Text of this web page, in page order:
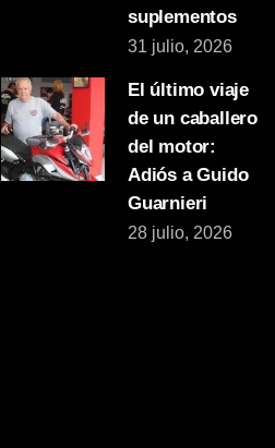
suplementos
31 julio, 2026
El último viaje
de un caballero
del motor:
Adiós a Guido
Guarnieri
28 julio, 2026